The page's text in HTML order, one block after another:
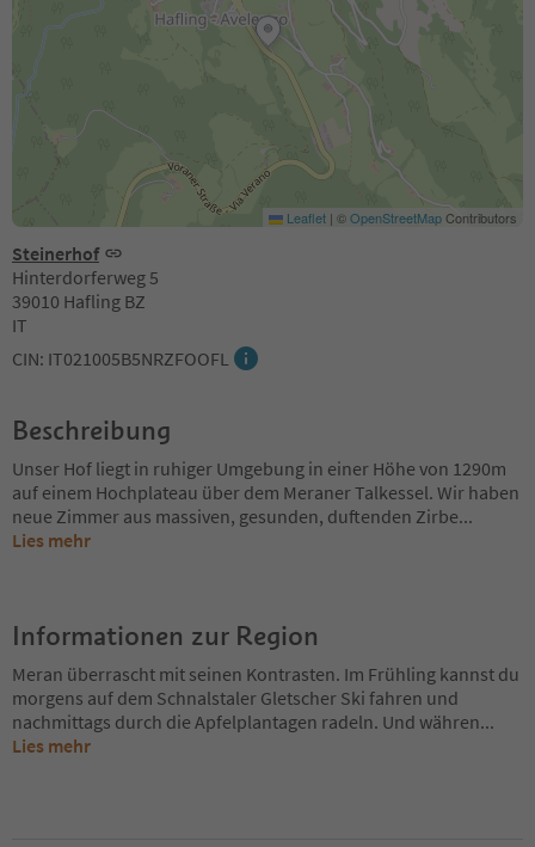
Steinerhof
Hinterdorferweg 5
39010 Hafling BZ
IT
CIN: IT021005B5NRZFOOFL
Leaflet | ©OpenStreetMapContributors
Beschreibung
Unser Hof liegt in ruhiger Umgebung in einer Höhe von 1290m
auf einem Hochplateau über dem Meraner Talkessel. Wir haben
neue Zimmer aus massiven, gesunden, duftenden Zirbe...
Lies mehr
Informationen zur Region
Meran überrascht mit seinen Kontrasten. Im Frühling kannst du
morgens auf dem Schnalstaler Gletscher Ski fahren und
nachmittags durch die Apfelplantagen radeln. Und währen...
Lies mehr